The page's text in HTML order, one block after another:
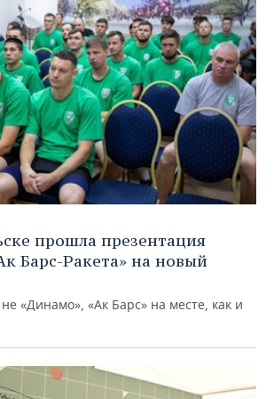
прошла презентация
Барс-Ракета» на новый
«Динамо», «Ак Барс» на месте, как и